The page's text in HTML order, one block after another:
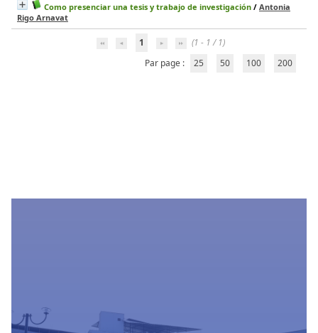
Como presenciar una tesis y trabajo de investigación / Antonia
Rigo Arnavat
1
(1 - 1 / 1)
Par page :
25 50 100 200